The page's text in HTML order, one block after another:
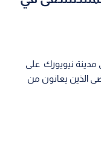
نيويورك على
الذين يعانون من